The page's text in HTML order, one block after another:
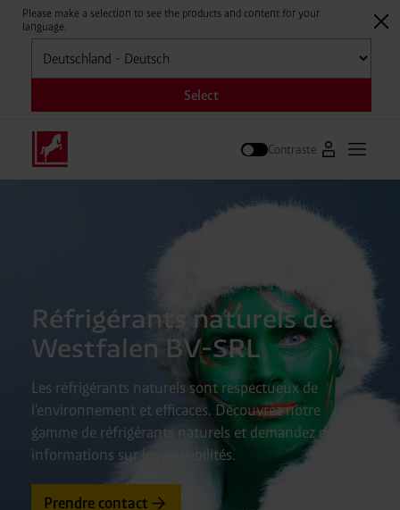
Please make a selection to see the products and content for your
language.
Sélectionner
Select
Contraste Vers leOuvrir
Réfrigérants naturels de
Westfalen BV-SRL
Les réfrigérants naturels sont respectueux de
l'environnement et efficaces. Découvrez notre
gamme de réfrigérants naturels et demandez des
informations sur les possibilités.
Prendre contact